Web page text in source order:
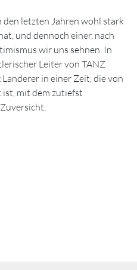
den letzten Jahren wohl stark
und dennoch einer, nach
wir uns sehnen. In
Leiter von TANZ
in einer Zeit, die von
ist, mit dem zutiefst